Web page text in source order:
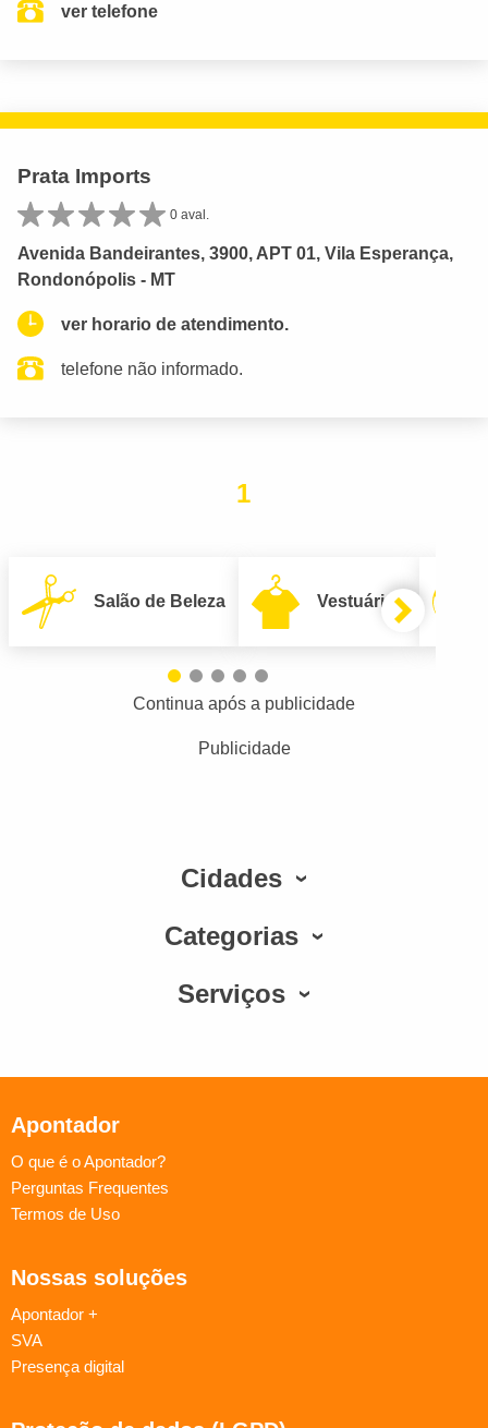
ver telefone
Prata Imports
0 aval.
Avenida Bandeirantes, 3900, APT 01, Vila Esperança,
Rondonópolis - MT
ver horario de atendimento.
telefone não informado.
1
Salão de Beleza Vestuário
Continua após a publicidade
Publicidade
Cidades
Categorias
Serviços
Apontador
O que é o Apontador?
Perguntas Frequentes
Termos de Uso
Nossas soluções
Apontador +
SVA
Presença digital